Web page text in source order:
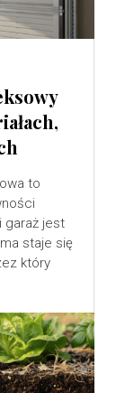
to
garaż jest
staje się
który